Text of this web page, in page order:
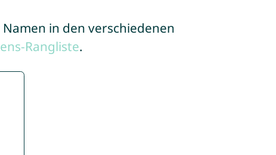
in den verschiedenen
Rangliste.